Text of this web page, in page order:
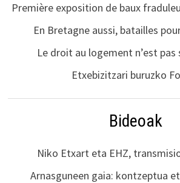
Première exposition de baux
En Bretagne aussi, batailles
Le droit au logement n’est pas
Etxebizitzari buruzko
Bideoak
Niko Etxart eta EHZ,
Arnasguneen gaia: kontzeptua